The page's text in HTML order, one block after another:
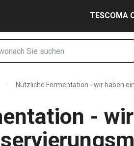
TESCOMA
Nützliche Fermentation - wir haben
-